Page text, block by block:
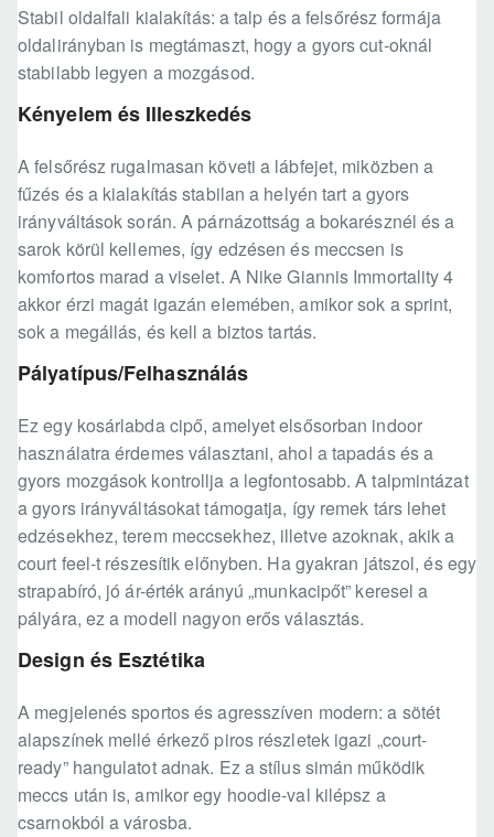
Stabil oldalfali kialakítás: a talp és a felsőrész formája
oldalirányban is megtámaszt, hogy a gyors cut-oknál
stabilabb legyen a mozgásod.
Kényelem és Illeszkedés
A felsőrész rugalmasan követi a lábfejet, miközben a
fűzés és a kialakítás stabilan a helyén tart a gyors
irányváltások során. A párnázottság a bokarésznél és a
sarok körül kellemes, így edzésen és meccsen is
komfortos marad a viselet. A Nike Giannis Immortality 4
akkor érzi magát igazán elemében, amikor sok a sprint,
sok a megállás, és kell a biztos tartás.
Pályatípus/Felhasználás
Ez egy kosárlabda cipő, amelyet elsősorban indoor
használatra érdemes választani, ahol a tapadás és a
gyors mozgások kontrollja a legfontosabb. A talpmintázat
a gyors irányváltásokat támogatja, így remek társ lehet
edzésekhez, terem meccsekhez, illetve azoknak, akik a
court feel-t részesítik előnyben. Ha gyakran játszol, és egy
strapabíró, jó ár-érték arányú „munkacipőt” keresel a
pályára, ez a modell nagyon erős választás.
Design és Esztétika
A megjelenés sportos és agresszíven modern: a sötét
alapszínek mellé érkező piros részletek igazi „court-
ready” hangulatot adnak. Ez a stílus simán működik
meccs után is, amikor egy hoodie-val kilépsz a
csarnokból a városba.